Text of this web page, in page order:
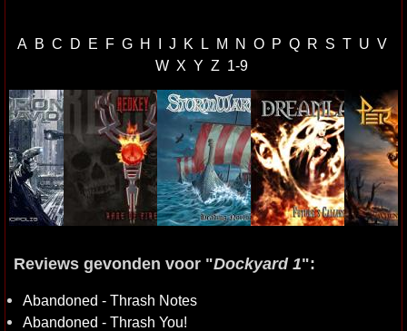
A B C D E F G H I J K L M N O P Q R S T U V
W X Y Z 1-9
Reviews gevonden voor "Dockyard 1":
Abandoned - Thrash Notes
Abandoned - Thrash You!